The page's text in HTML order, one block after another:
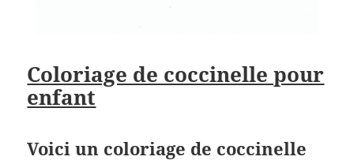
Coloriage de coccinelle pour
enfant
Voici un coloriage de coccinelle